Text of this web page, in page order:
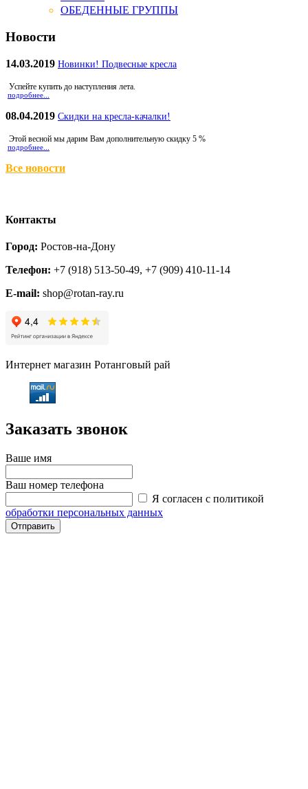
ОБЕДЕННЫЕ ГРУППЫ
Новости
14.03.2019 Новинки! Подвесные кресла
Успейте купить до наступления лета.
подробнее...
08.04.2019 Скидки на кресла-качалки!
Этой весной мы дарим Вам дополнительную скидку 5 %
подробнее...
Все новости
Контакты
Город: Ростов-на-Дону
Телефон: +7 (918) 513-50-49, +7 (909) 410-11-14
E-mail: shop@rotan-ray.ru
Интернет магазин Ротанговый рай
Заказать звонок
Ваше имя
Ваш номер телефона
Я согласен с политикой
обработки персональных данных